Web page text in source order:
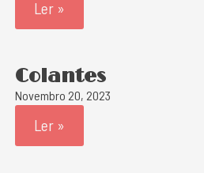
Ler »
Colantes
Novembro 20, 2023
Ler »